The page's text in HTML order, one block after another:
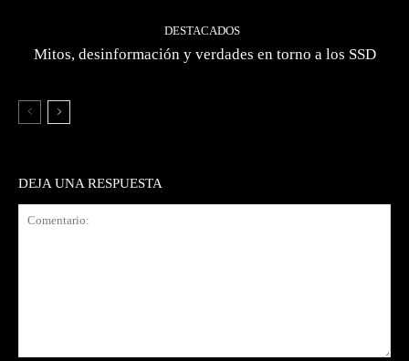
DESTACADOS
Mitos, desinformación y verdades en torno a los SSD
DEJA UNA RESPUESTA